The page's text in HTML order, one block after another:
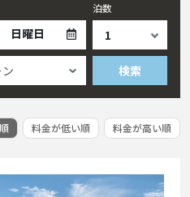
日曜日
泊数
検索
料金が低い順 料金が高い順